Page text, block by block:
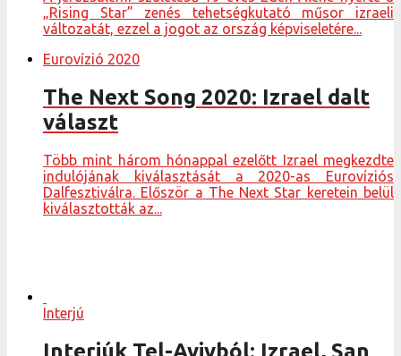
„Rising Star” zenés tehetségkutató műsor izraeli
változatát, ezzel a jogot az ország képviseletére...
Eurovízió 2020
The Next Song 2020: Izrael dalt
választ
Több mint három hónappal ezelőtt Izrael megkezdte
indulójának kiválasztását a 2020-as Eurovíziós
Dalfesztiválra. Először a The Next Star keretein belül
kiválasztották az...
Interjú